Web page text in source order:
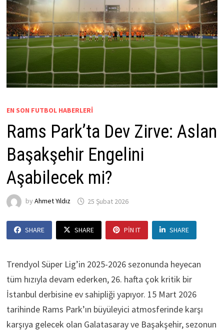
EN SON FUTBOL HABERLERI
Rams Park’ta Dev Zirve: Aslan
Başakşehir Engelini
Aşabilecek mi?
by Ahmet Yıldız 25 Şubat 2026
SHARE SHARE PIN IT SHARE
Trendyol Süper Lig’in 2025-2026 sezonunda heyecan
tüm hızıyla devam ederken, 26. hafta çok kritik bir
İstanbul derbisine ev sahipliği yapıyor. 15 Mart 2026
tarihinde Rams Park’ın büyüleyici atmosferinde karşı
karşıya gelecek olan Galatasaray ve Başakşehir, sezonun